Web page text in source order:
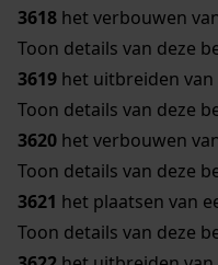
3618 het verbouwen
Toon details van deze
3619 het uitbreiden van
Toon details van deze
3620 het verbouwen
Toon details van deze
3621 het plaatsen van
Toon details van deze